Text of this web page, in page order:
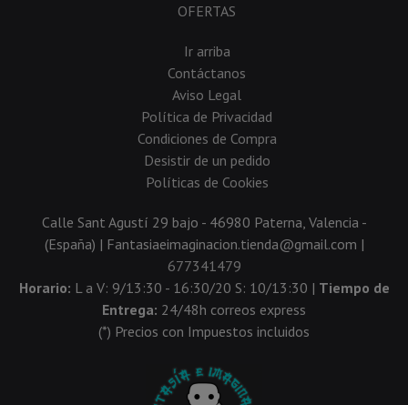
OFERTAS
Ir arriba
Contáctanos
Aviso Legal
Política de Privacidad
Condiciones de Compra
Desistir de un pedido
Políticas de Cookies
Calle Sant Agustí 29 bajo - 46980 Paterna, Valencia -
(España) | Fantasiaeimaginacion.tienda@gmail.com |
677341479
Horario: L a V: 9/13:30 - 16:30/20 S: 10/13:30 | Tiempo de
Entrega: 24/48h correos express
(*) Precios con Impuestos incluidos